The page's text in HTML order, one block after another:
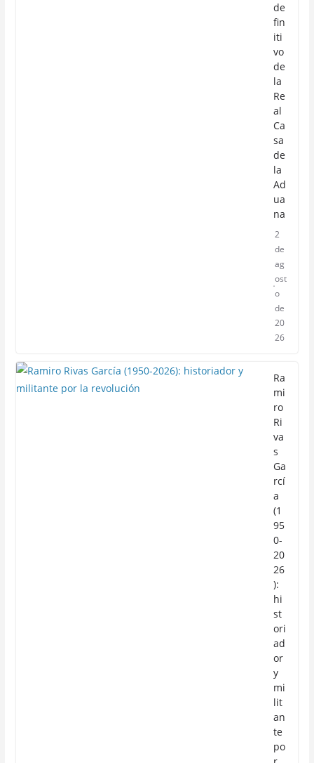
de
fin
iti
vo
de
la
Re
al
Ca
sa
de
la
Ad
ua
na
2
de
ag
ost
o
de
20
26
Ra
mi
ro
Ri
va
s
Ga
rcí
a
(1
95
0-
20
26
):
hi
st
ori
ad
or
y
mi
lit
an
te
po